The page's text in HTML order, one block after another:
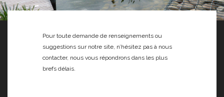
Pour toute demande de renseignements ou
suggestions sur notre site, n’hésitez pas à nous
contacter, nous vous répondrons dans les plus
brefs délais.